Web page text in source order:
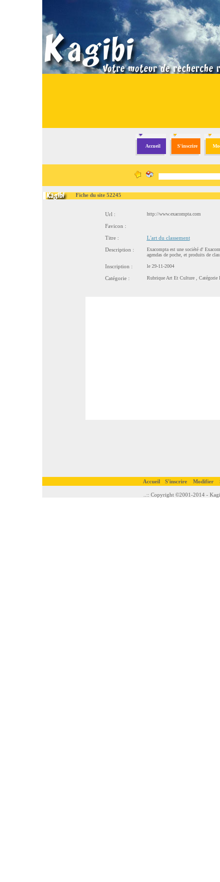
Accueil S'inscrire
Fiche du site 52245
Url : http://www.exacompta.com
Favicon :
Titre :
L'art du classement
Description :
Exacompta est une société d'
agendas de poche, et produits de
Inscription : le 29-11-2004
Catégorie : Rubrique Art Et Culture, Catégorie
Accueil S'inscrire Modifier
..:: Copyright ©2001-2014 -